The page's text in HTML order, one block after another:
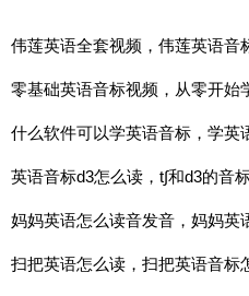
伟莲英语全套视频，伟莲英语音
零基础英语音标视频，从零开始
什么软件可以学英语音标，学英
英语音标d3怎么读，t∫和d3的音标
妈妈英语怎么读音发音，妈妈英
扫把英语怎么读，扫把英语音标